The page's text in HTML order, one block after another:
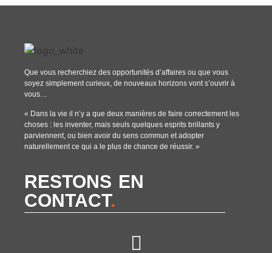
Que vous recherchiez des opportunités d’affaires ou que vous
soyez simplement curieux, de nouveaux horizons vont s’ouvrir à
vous…
« Dans la vie il n’y a que deux manières de faire correctement les
choses : les inventer, mais seuls quelques esprits brillants y
parviennent, ou bien avoir du sens commun et adopter
naturellement ce qui a le plus de chance de réussir. »
RESTONS EN
CONTACT.